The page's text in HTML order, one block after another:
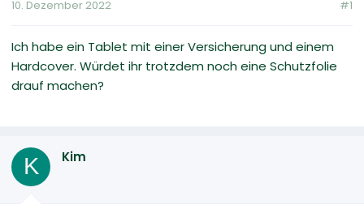
e
t
m
10. Dezember 2022 #1
Ich habe ein Tablet mit einer Versicherung und einem
Hardcover. Würdet ihr trotzdem noch eine Schutzfolie
drauf machen?
K Kim